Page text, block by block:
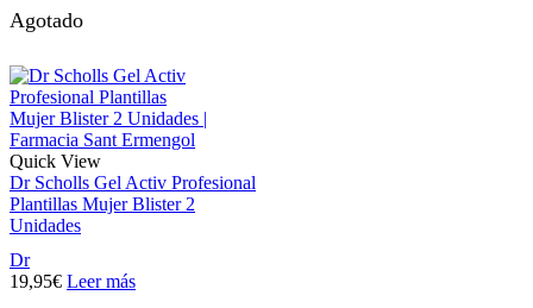
Agotado
Quick View
Dr Scholls Gel Activ Profesional
Plantillas Mujer Blister 2
Unidades
Dr
19,95€ Leer más